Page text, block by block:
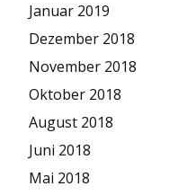
Januar 2019
Dezember 2018
November 2018
Oktober 2018
August 2018
Juni 2018
Mai 2018